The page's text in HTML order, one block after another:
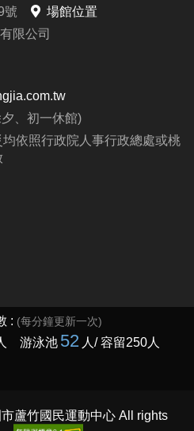
XxelbD
#106
馬上卡位
號
場館位置
限公司
、初一休館)
依照行政院人事行政總處或桃
蘆竹國民運動中心 All rights